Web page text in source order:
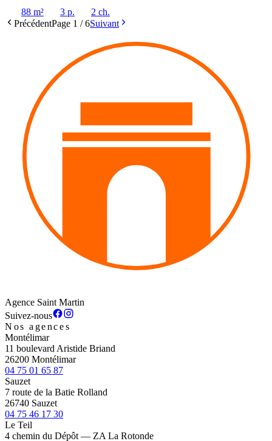
88 m²
3 p.
2 ch.
PrécédentPage 1 /6Suivant
Agence Saint Martin
Suivez-nous
Nos agences
Montélimar
11 boulevard Aristide Briand
26200 Montélimar
04 75 01 65 87
Sauzet
7 route de la Batie Rolland
26740 Sauzet
04 75 46 17 30
Le Teil
4 chemin du Dépôt — ZA La Rotonde